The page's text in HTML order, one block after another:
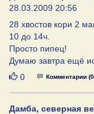
28.03.2009 20:56
28 хвостов кори 2
10 до 14ч.
Просто пипец!
Думаю завтра ещё
Нравится
0 Комментарии
Дамба, северная